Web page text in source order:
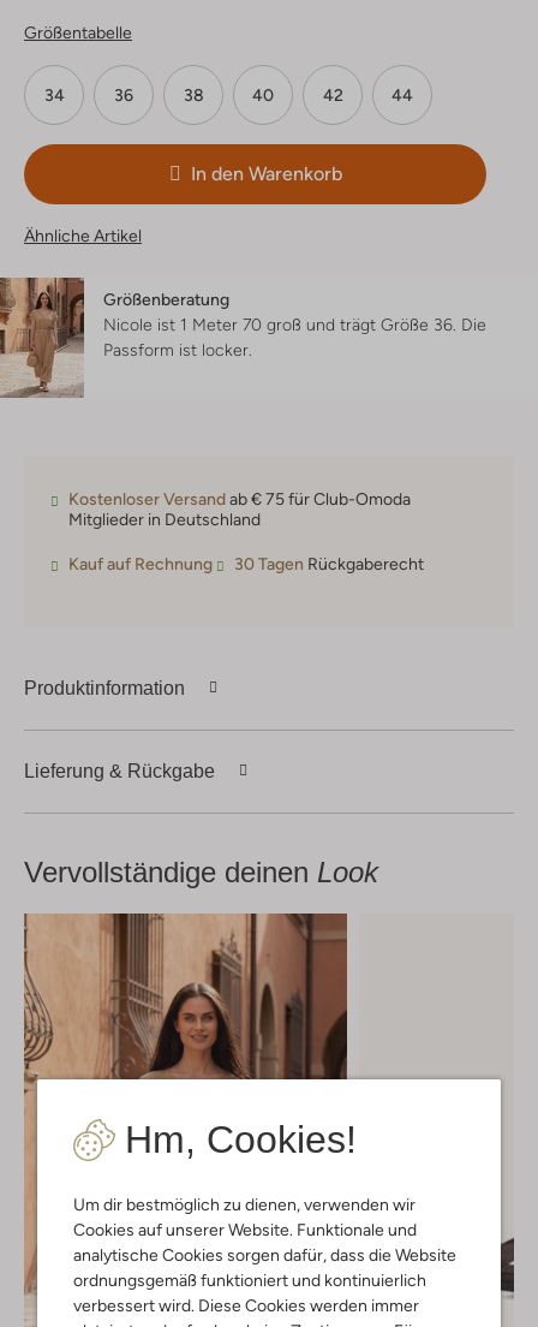
Hm, Cookies!
Um dir bestmöglich zu dienen, verwenden wir
Cookies auf unserer Website. Funktionale und
analytische Cookies sorgen dafür, dass die Website
ordnungsgemäß funktioniert und kontinuierlich
verbessert wird. Diese Cookies werden immer
Größentabelle
34 36 38 40 42 44
In den Warenkorb
Ähnliche Artikel
Größenberatung
Nicole ist 1 Meter 70 groß und trägt Größe 36. Die
Passform ist locker
Kostenloser Versandab € 75 für Club-Omoda
Mitglieder in Deutschland
Kauf auf Rechnung 30 Tagen Rückgaberecht
Produktinformation
Lieferung & Rückgabe
Vervollständige deinen Look